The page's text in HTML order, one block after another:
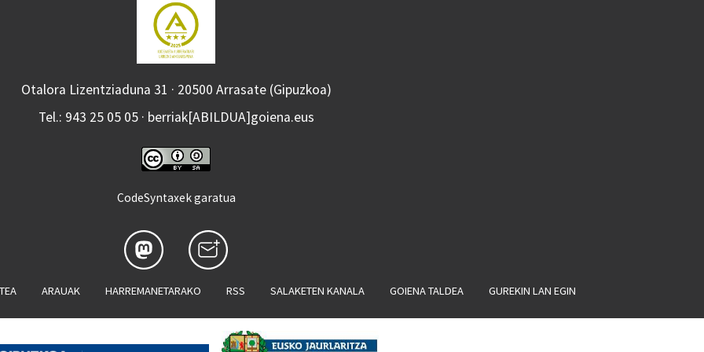
Otalora Lizentziaduna 31 · 20500 Arrasate (Gipuzkoa)
Tel.: 943 25 05 05 · berriak[ABILDUA]goiena.eus
CodeSyntaxek garatua
ARAUAK HARREMANETARAKO RSS SALAKETEN KANALA GOIENA TALDEA GUREKIN LAN EGIN